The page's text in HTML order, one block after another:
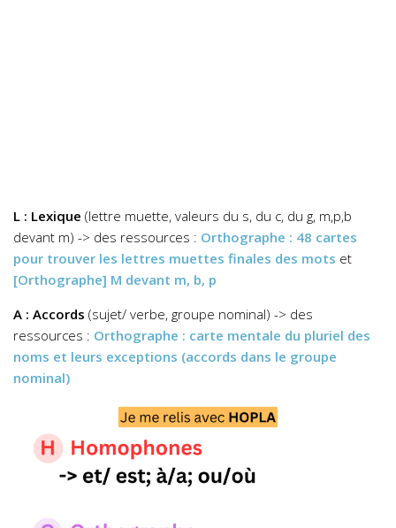
L : Lexique (lettre muette, valeurs du s, du c, du g, m,p,b
devant m) -> des ressources : Orthographe : 48 cartes
pour trouver les lettres muettes finales des mots et
[Orthographe] M devant m, b, p
A : Accords (sujet/ verbe, groupe nominal) -> des
ressources : Orthographe : carte mentale du pluriel des
noms et leurs exceptions (accords dans le groupe
nominal)